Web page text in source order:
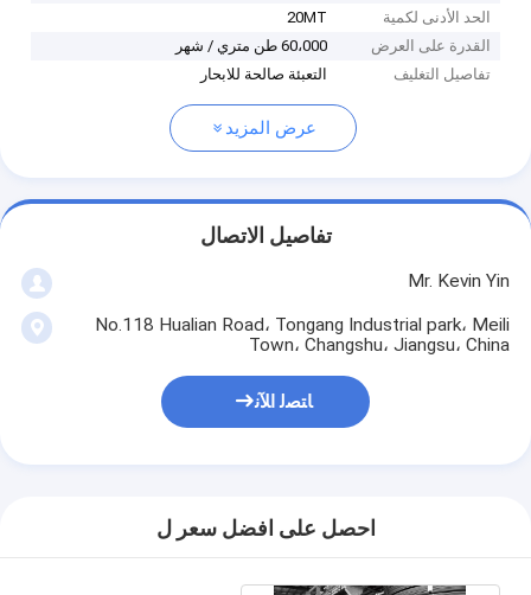
الحد الأدنى لكمية
20MT
القدرة على العرض
60،000 طن متري / شهر
تفاصيل التغليف
التعبئة صالحة للابحار
عرض المزيد
تفاصيل الاتصال
Mr. Kevin Yin
No.118 Hualian Road، Tongang Industrial park، Meili
Town، Changshu، Jiangsu، China
ﺎﺘﺼﻟ ﺍﻶﻧ
احصل على افضل سعر ل